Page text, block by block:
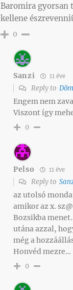
Baromira gyorsan
kellene
0
Sanzi 11 éve
Reply to
Engem nem
Viszont így
0
Pelso 11 éve
Reply to
az utolsó
amikor az x.
Bozsikba
utána azzal,
még a
Honvéd mezre…
0